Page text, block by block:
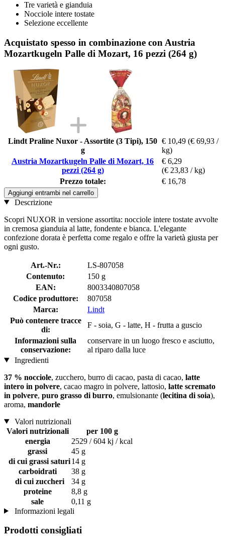
Tre varietà e gianduia
Nocciole intere tostate
Selezione eccellente
Acquistato spesso in combinazione con Austria
Mozartkugeln Palle di Mozart, 16 pezzi (264 g)
Lindt Praline Nuxor - Assortite (3 Tipi), 150
g
€ 10,49 (€ 69,93 /
kg)
Austria Mozartkugeln Palle di Mozart, 16
pezzi (264 g)
€ 6,29
(€ 23,83 / kg)
Prezzo totale:
€ 16,78
Aggiungi entrambi nel carrello
Descrizione
Scopri NUXOR in versione assortita: nocciole intere tostate avvolte
in cremosa gianduia al latte, fondente e bianca. L'elegante
confezione dorata è perfetta come regalo e offre la varietà giusta per
ogni gusto.
Art.-Nr.:
LS-807058
Contenuto:
150 g
EAN:
8003340807058
Codice produttore:
807058
Marca:
Lindt
Può contenere tracce
di:
F - soia, G - latte, H - frutta a guscio
Informazioni sulla
conservazione:
conservare in un luogo fresco e asciutto,
al riparo dalla luce
Ingredienti
37 % nocciole, zucchero, burro di cacao, pasta di cacao, latte
intero in polvere, cacao magro in polvere, lattosio, latte scremato
in polvere, puro grasso di burro, emulsionante (lecitina di soia),
aroma, mandorle
Valori nutrizionali
Valori nutrizionali
per 100 g
energia
2529 / 604 kj / kcal
grassi
45 g
di cui grassi saturi14 g
carboidrati
38 g
di cui zuccheri
34 g
proteine
8,8 g
sale
0,11 g
Informazioni legali
Prodotti consigliati